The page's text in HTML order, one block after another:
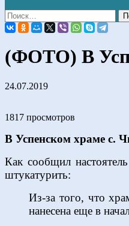
(ФОТО) В
24.07.2019
1817 просмотров
В Успенском храме с.
Как сообщил
штукатурить:
Из-за того, что
нанесена еще в